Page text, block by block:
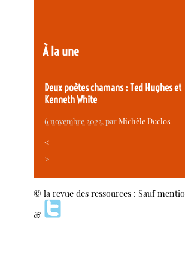
À la une
Deux poètes chamans : Ted Hughes et
Kenneth White
6 novembre 2022, parMichèle Duclos
<
>
© la revue des ressources : Sauf
&